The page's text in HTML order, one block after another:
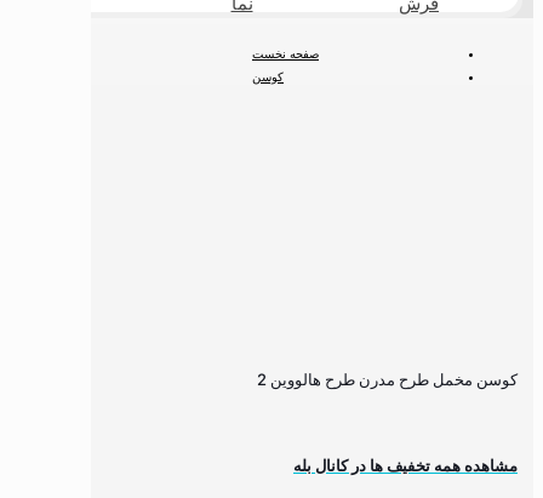
صفحه نخست
کوسن
کوسن مخمل طرح مدرن طرح هالووین 2
مشاهده همه تخفیف ها در کانال بله